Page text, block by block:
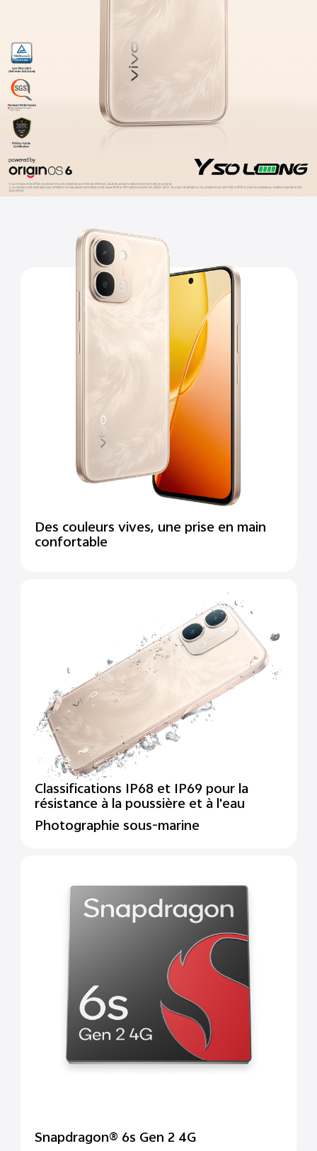
Classifications IP68 et IP69 pour la
résistance à la poussière et à l'eau
Photographie sous-marine
Des couleurs vives, une prise en main
confortable
Snapdragon® 6s Gen 2 4G